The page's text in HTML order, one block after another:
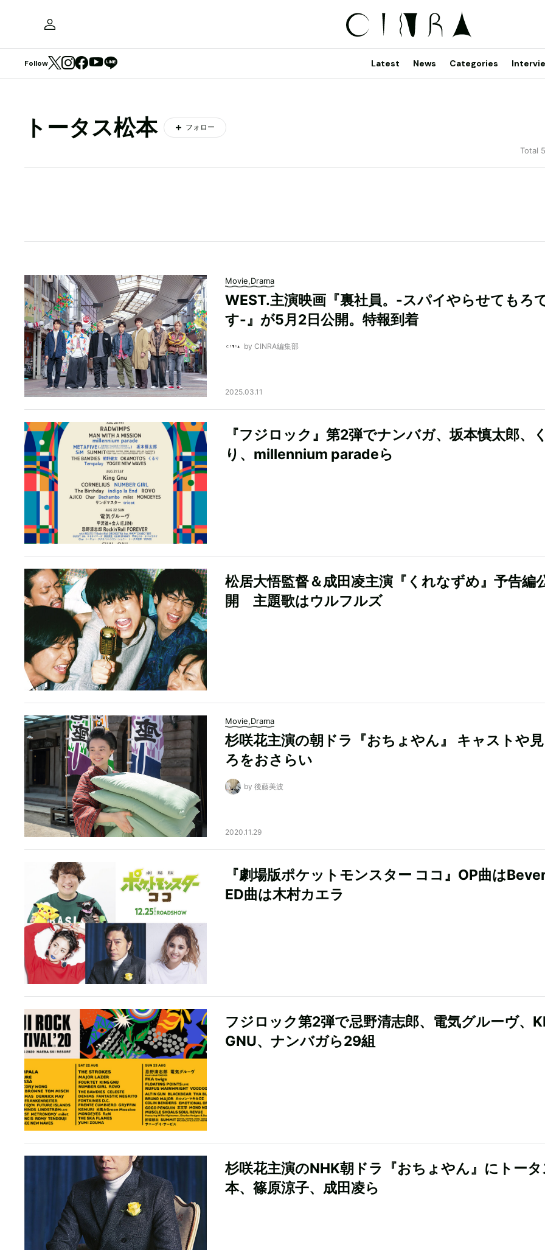
Follow Latest News Categories
トータス松本 フォロー
Total
Movie,Drama
WEST.主演映画『裏社員。-スパイやらせてもろ
す-』が5月2日公開。特報到着
by CINRA編集部
2025.03.11
『フジロック』第2弾でナンバガ、坂本慎太郎、
り、millennium paradeら
松居大悟監督＆成田凌主演『くれなずめ』予告編
開 主題歌はウルフルズ
Movie,Drama
杉咲花主演の朝ドラ『おちょやん』 キャストや
ろをおさらい
by 後藤美波
2020.11.29
『劇場版ポケットモンスター ココ』OP曲は
ED曲は木村カエラ
フジロック第2弾で忌野清志郎、電気グルーヴ、
GNU、ナンバガら29組
杉咲花主演のNHK朝ドラ『おちょやん』にトー
本、篠原涼子、成田凌ら